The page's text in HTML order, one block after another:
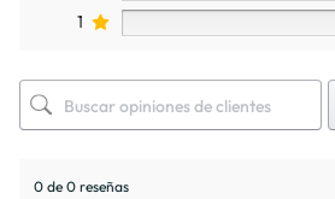
1
0 de 0 reseñas